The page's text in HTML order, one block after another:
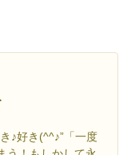
♪好き(^^♪”「一度